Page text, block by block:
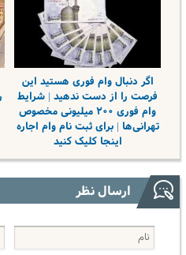
اگر دنبال وام فوری هستید این
فرصت را از دست ندهید | شرایط
وام فوری ۲۰۰ میلیونی مخصوص
تهرانی‌ها | برای ثبت نام وام اجاره
اینجا کلیک کنید
ارسال نظر